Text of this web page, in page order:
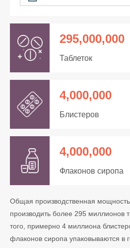
295,000,000
Таблеток
4,000,000
Блистеров
4,000,000
Флаконов сиропа
Общая производственная
производить более 295 миллионов
того, примерно 4 миллиона
флаконов сиропа упаковываются в